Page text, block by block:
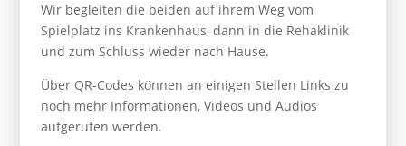
Wir begleiten die beiden auf ihrem Weg vom
Spielplatz ins Krankenhaus, dann in die Rehaklinik
und zum Schluss wieder nach Hause.
Über QR-Codes können an einigen Stellen Links zu
noch mehr Informationen, Videos und Audios
aufgerufen werden.